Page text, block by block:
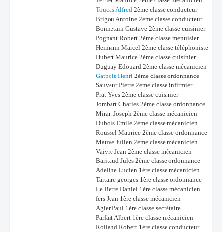
Toucas Alfred 2ème classe conducteur
Brigou Antoine 2ème classe conducteur
Bonnetain Gustave 2ème classe cuisinier
Pognant Robert 2ème classe menuisier
Heimann Marcel 2ème classe téléphoniste
Hubert Maurice 2ème classe cuisinier
Duguay Edouard 2ème classe mécanicien
Gatbois Henri 2ème classe ordonnance
Sauveur Pierre 2ème classe infirmier
Prat Yves 2ème classe cuisinier
Jombart Charles 2ème classe ordonnance
Miran Joseph 2ème classe mécanicien
Dubois Emile 2ème classe mécanicien
Roussel Maurice 2ème classe ordonnance
Mauve Julien 2ème classe mécanicien
Vaivre Jean 2ème classe mécanicien
Baritaud Jules 2ème classe ordonnance
Adeline Lucien 1ère classe mécanicien
Tartarre georges 1ère classe ordonnance
Le Berre Daniel 1ère classe mécanicien
fers Jean 1ère classe mécanicien
Agier Paul 1ère classe secrétaire
Parfait Albert 1ère classe mécanicien
Rolland Robert 1ère classe conducteur